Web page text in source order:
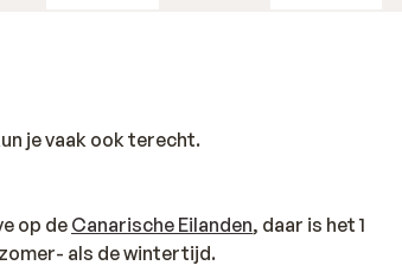
je vaak ook terecht.
op deCanarische Eilanden, daar is het 1
als de wintertijd.